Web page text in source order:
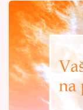
Celebrity
Vztahy
Seriály
Horoskopy